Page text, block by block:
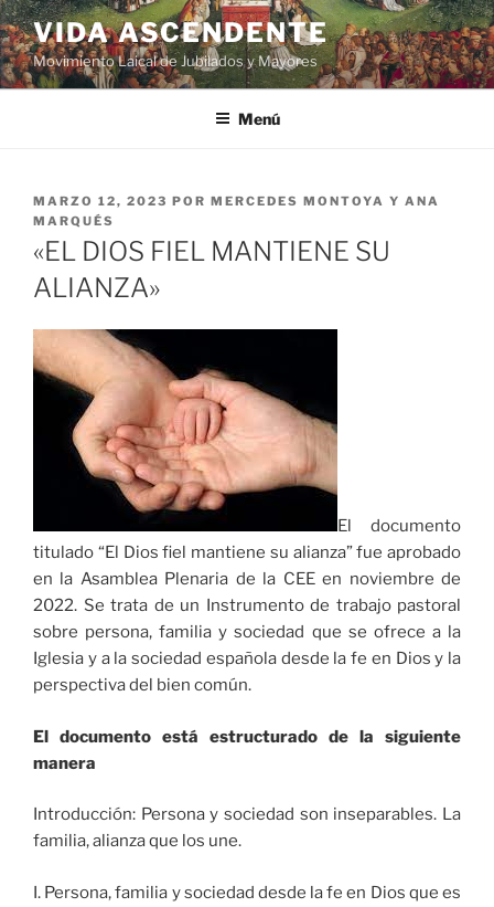
VIDA ASCENDENTE
Movimiento Laical de Jubilados y Mayores
Menú
MARZO 12, 2023 POR MERCEDES MONTOYA Y ANA
MARQUÉS
«EL DIOS FIEL MANTIENE SU
ALIANZA»
El documento
titulado “El Dios fiel mantiene su alianza” fue aprobado
en la Asamblea Plenaria de la CEE en noviembre de
2022. Se trata de un Instrumento de trabajo pastoral
sobre persona, familia y sociedad que se ofrece a la
Iglesia y a la sociedad española desde la fe en Dios y la
perspectiva del bien común.
El documento está estructurado de la siguiente
manera
Introducción: Persona y sociedad son inseparables. La
familia, alianza que los une.
I. Persona, familia y sociedad desde la fe en Dios que es